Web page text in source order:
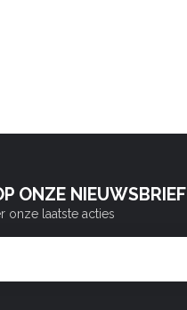
ONZE NIEUWSBRIEF
onze laatste acties